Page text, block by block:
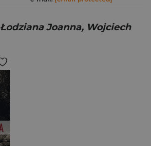
Łodziana Joanna, Wojciech